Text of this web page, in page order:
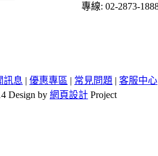
專線: 02-2873-
訊息 | 優惠專區 | 常見問題 | 客服中心
Design by 網頁設計 Project